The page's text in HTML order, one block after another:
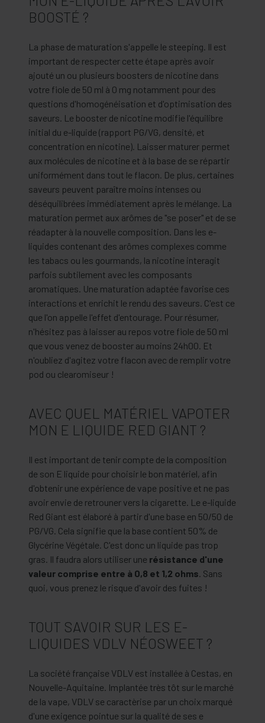
BOOSTÉ ?
La phase de maturation s'appelle le steeping. Il est
important de respecter cette étape après avoir
ajouté un ou plusieurs boosters de nicotine dans
votre fiole de 50 ml à 0 mg notamment pour des
questions d'homogénéisation et d'optimisation des
saveurs. Le booster de nicotine modifie l'équilibre
initial du e-liquide (rapport PG/VG, densité, et
concentration en nicotine). Laisser maturer permet
aux molécules de nicotine et à la base de se répartir
uniformément dans tout le flacon. De plus, certaines
saveurs peuvent paraître moins intenses ou
déséquilibrées immédiatement après le mélange. La
maturation permet aux arômes de "se poser" et de se
réadapter à la nouvelle composition. Dans les e-
liquides contenant des arômes complexes comme
les tabacs ou les gourmands, la nicotine interagit
parfois subtilement avec les composants
aromatiques. Une maturation adaptée favorise ces
interactions et enrichit le rendu des saveurs. C'est ce
que l'on appelle l'effet d'entourage. Pour résumer,
n'hésitez pas à laisser au repos votre fiole de 50 ml
que vous venez de booster au moins 24h00. Et
n'oubliez d'agitez votre flacon avec de remplir votre
pod ou clearomiseur !
AVEC QUEL MATÉRIEL VAPOTER
MON E LIQUIDE RED GIANT ?
Il est important de tenir compte de la composition
de son E liquide pour choisir le bon matériel, afin
d'obtenir une expérience de vape positive et ne pas
avoir envie de retrouner vers la cigarette. Le e-liquide
Red Giant est élaboré à partir d'une base en 50/50 de
PG/VG. Cela signifie que la base contient 50% de
Glycérine Végétale. C'est donc un liquide pas trop
gras. Il faudra alors utiliser une résistance d'une
valeur comprise entre à 0,8 et 1,2 ohms. Sans
quoi, vous prenez le risque d'avoir des fuites !
TOUT SAVOIR SUR LES E-
LIQUIDES VDLV NÉOSWEET ?
La société française VDLV est installée à Cestas, en
Nouvelle-Aquitaine. Implantée très tôt sur le marché
de la vape, VDLV se caractèrise par un choix marqué
d'une exigence pointue sur la qualité de ses e